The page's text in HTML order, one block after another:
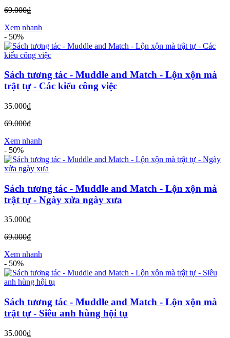
69.000₫
Xem nhanh
- 50%
Sách tương tác - Muddle and Match - Lộn xộn mà
trật tự - Các kiểu công việc
35.000₫
69.000₫
Xem nhanh
- 50%
Sách tương tác - Muddle and Match - Lộn xộn mà
trật tự - Ngày xửa ngày xưa
35.000₫
69.000₫
Xem nhanh
- 50%
Sách tương tác - Muddle and Match - Lộn xộn mà
trật tự - Siêu anh hùng hội tụ
35.000₫